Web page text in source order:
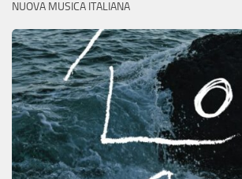
NUOVA MUSICA ITALIANA